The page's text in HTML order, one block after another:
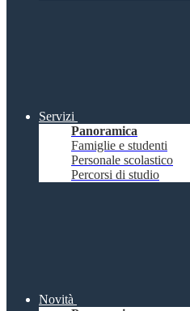
Servizi
Panoramica
Famiglie e studenti
Personale scolastico
Percorsi di studio
Novità